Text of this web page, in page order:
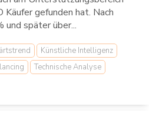
Käufer gefunden hat. Nach
und später über...
Künstliche Intelligenz
Technische Analyse